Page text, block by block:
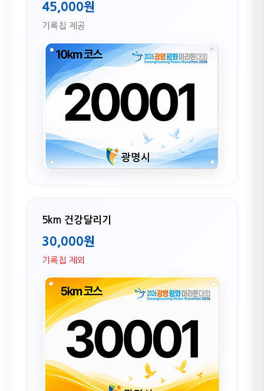
45,000원
기록칩 제공
5km 건강달리기
30,000원
기록칩 제외